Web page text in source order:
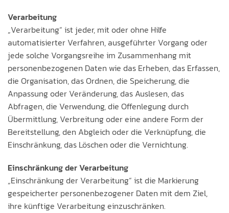
Verarbeitung
„Verarbeitung“ ist jeder, mit oder ohne Hilfe
automatisierter Verfahren, ausgeführter Vorgang oder
jede solche Vorgangsreihe im Zusammenhang mit
personenbezogenen Daten wie das Erheben, das Erfassen,
die Organisation, das Ordnen, die Speicherung, die
Anpassung oder Veränderung, das Auslesen, das
Abfragen, die Verwendung, die Offenlegung durch
Übermittlung, Verbreitung oder eine andere Form der
Bereitstellung, den Abgleich oder die Verknüpfung, die
Einschränkung, das Löschen oder die Vernichtung.
Einschränkung der Verarbeitung
„Einschränkung der Verarbeitung“ ist die Markierung
gespeicherter personenbezogener Daten mit dem Ziel,
ihre künftige Verarbeitung einzuschränken.